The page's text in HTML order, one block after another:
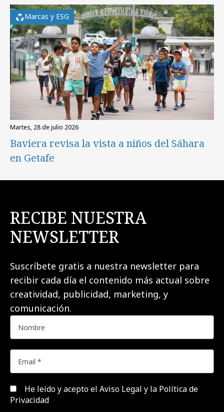
Marcas y ESG
martes, 28 de julio 2026
Baviera revisa la vista a niños del Sáhara
en Getafe
RECIBE NUESTRA
NEWSLETTER
Suscríbete gratis a nuestra newsletter para
recibir cada día el contenido más actual sobre
creatividad, publicidad, marketing, y
comunicación.
He leído y acepto el Aviso Legal y la Política de
Privacidad